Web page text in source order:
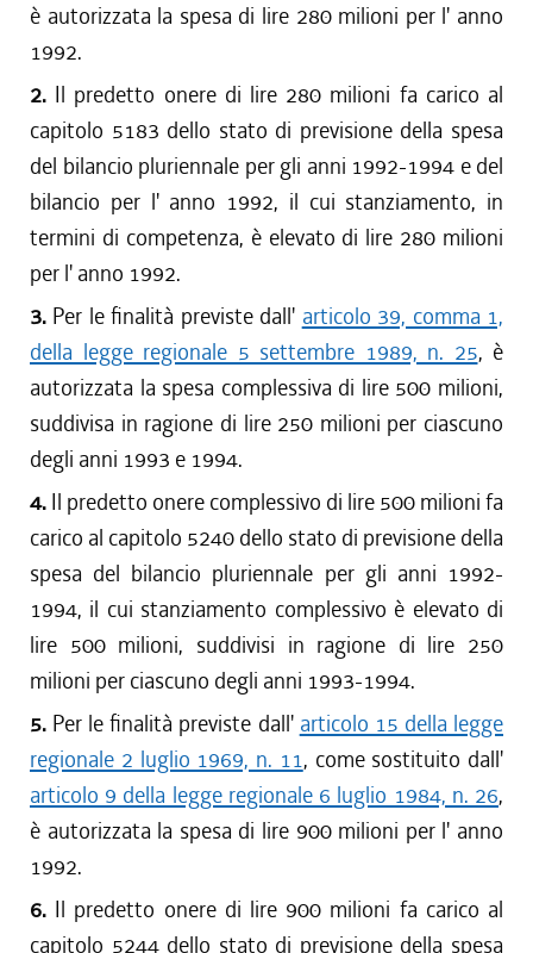
è autorizzata la spesa di lire 280 milioni per l' anno
1992.
2. Il predetto onere di lire 280 milioni fa carico al
capitolo 5183 dello stato di previsione della spesa
del bilancio pluriennale per gli anni 1992-1994 e del
bilancio per l' anno 1992, il cui stanziamento, in
termini di competenza, è elevato di lire 280 milioni
per l' anno 1992.
3. Per le finalità previste dall' articolo 39, comma 1,
della legge regionale 5 settembre 1989, n. 25, è
autorizzata la spesa complessiva di lire 500 milioni,
suddivisa in ragione di lire 250 milioni per ciascuno
degli anni 1993 e 1994.
4. Il predetto onere complessivo di lire 500 milioni fa
carico al capitolo 5240 dello stato di previsione della
spesa del bilancio pluriennale per gli anni 1992-
1994, il cui stanziamento complessivo è elevato di
lire 500 milioni, suddivisi in ragione di lire 250
milioni per ciascuno degli anni 1993-1994.
5. Per le finalità previste dall' articolo 15 della legge
regionale 2 luglio 1969, n. 11, come sostituito dall'
articolo 9 della legge regionale 6 luglio 1984, n. 26,
è autorizzata la spesa di lire 900 milioni per l' anno
1992.
6. Il predetto onere di lire 900 milioni fa carico al
capitolo 5244 dello stato di previsione della spesa